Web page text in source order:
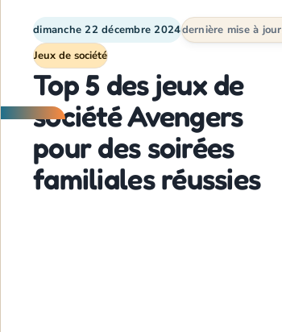
dimanche 22 décembre 2024dernière mise à jour
Jeux de société
Top 5 des jeux de
société Avengers
pour des soirées
familiales réussies